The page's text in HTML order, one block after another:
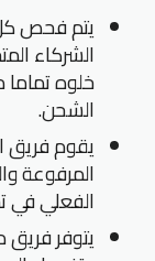
يتم فحص كل
الشركاء
خلوه
الشحن.
يقوم فريق
المرفوعة
الفعلي في
يتوفر